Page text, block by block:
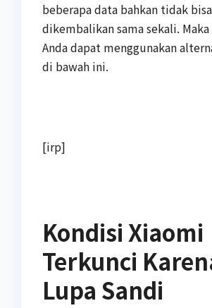
beberapa data bahkan tidak bisa
dikembalikan sama sekali.
Anda dapat menggunakan
di bawah ini.
[irp]
Kondisi Xiaomi
Terkunci
Lupa Sandi